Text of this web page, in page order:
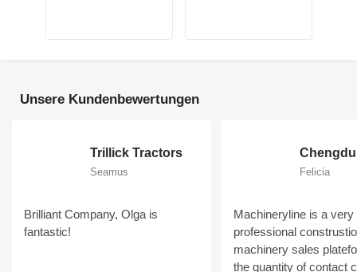
Unsere Kundenbewertungen
Trillick Tractors
Seamus
Brilliant Company, Olga is
fantastic!
Felicia
Machineryline is a very
professional
machinery sales
the quantity of contact